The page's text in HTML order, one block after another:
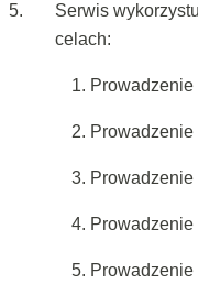
Serwis
celach:
Prowadzenie